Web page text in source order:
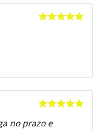
de 5
no prazo e